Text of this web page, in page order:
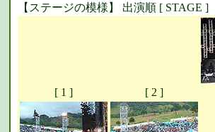
【ステージの模様】 出演順 [ STAGE ]
[ 1 ] [ 2 ]